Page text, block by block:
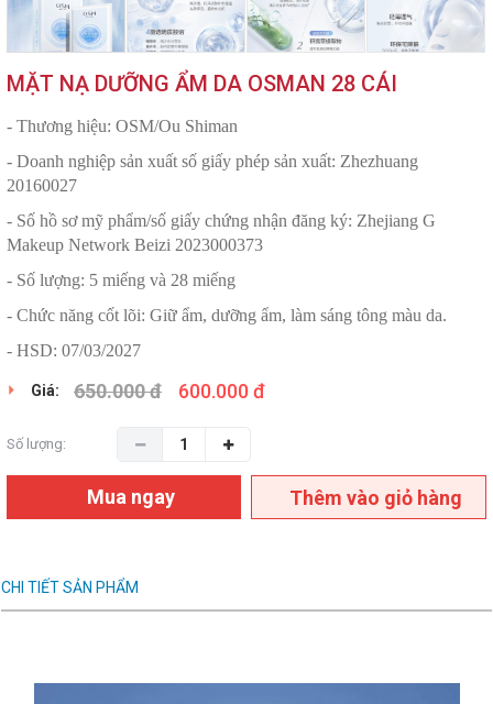
MẶT NẠ DƯỠNG ẨM DA OSMAN 28 CÁI
- Thương hiệu: OSM/Ou Shiman
- Doanh nghiệp sản xuất số giấy phép sản xuất: Zhezhuang
20160027
- Số hồ sơ mỹ phẩm/số giấy chứng nhận đăng ký: Zhejiang G
Makeup Network Beizi 2023000373
- Số lượng: 5 miếng và 28 miếng
- Chức năng cốt lõi: Giữ ẩm, dưỡng ẩm, làm sáng tông màu da.
- HSD: 07/03/2027
Giá: 650.000 đ 600.000 đ
Số lượng:
Mua ngay Thêm vào giỏ hàng
CHI TIẾT SẢN PHẨM